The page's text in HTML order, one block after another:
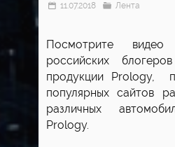
11.07.2018 Лента
Посмотрите
российских
продукции Prology,
популярных сайтов
различных
Prology.